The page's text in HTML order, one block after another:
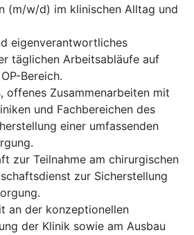
(m/w/d) im klinischen Alltag und
eigenverantwortliches
täglichen Arbeitsabläufe auf
Bereich.
offenes Zusammenarbeiten mit
und Fachbereichen des
einer umfassenden
zur Teilnahme am chirurgischen
zur Sicherstellung
an der konzeptionellen
der Klinik sowie am Ausbau